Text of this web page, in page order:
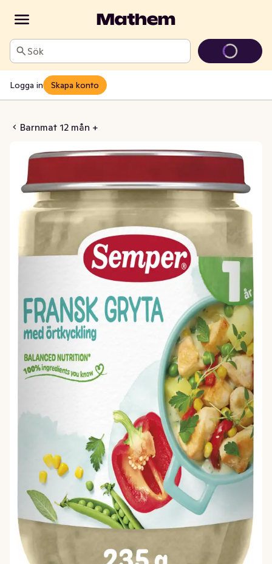
Sök
Logga in Skapa konto
Barnmat 12 mån +
12M